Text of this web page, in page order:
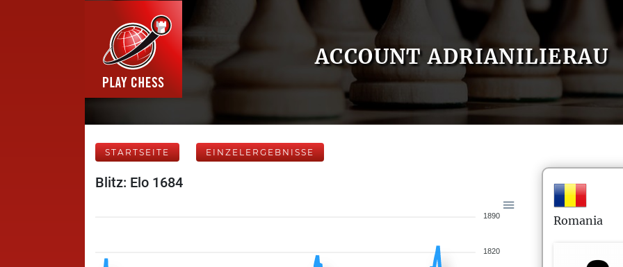
ACCOUNT ADRIANILIERAU
STARTSEITE EINZELERGEBNISSE
Blitz: Elo 1684
1890
1820
Romania